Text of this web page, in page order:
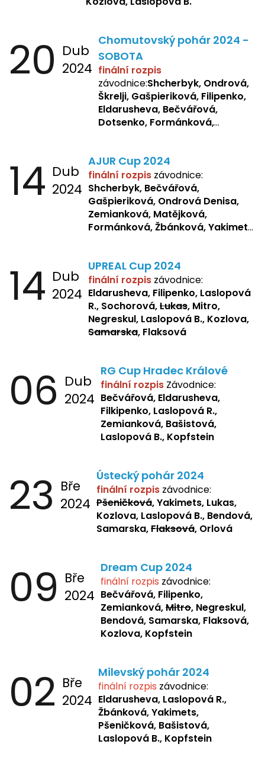
20 Dub
2024
Chomutovský pohár 2024 -
SOBOTA
finální rozpis
závodnice:Shcherbyk, Ondrová,
Škrelji, Gašpieriková, Filipenko,
Eldarusheva, Bečvářová,
Dotsenko, Formánková,
Žbánková, Sochorová
14 Dub
2024
AJUR Cup 2024
finální rozpis závodnice:
Shcherbyk, Bečvářová,
Gašpieriková, Ondrová Denisa,
Zemianková, Matějková,
Formánková, Žbánková, Yakimets,
14 Dub
2024
UPREAL Cup 2024
finální rozpis závodnice:
Eldarusheva, Filipenko, Laslopová
R., Sochorová,Lukas, Mitro,
Negreskul, Laslopová B., Kozlova,
Samarska, Flaksová
06 Dub
2024
RG Cup Hradec Králové
finální rozpis Závodnice:
Bečvářová, Eldarusheva,
Filkipenko, Laslopová R.,
Zemianková, Bašistová,
Laslopová B., Kopfstein
23 Bře
2024
Ústecký pohár 2024
finální rozpis závodnice:
Pšeničková, Yakimets, Lukas,
Kozlova, Laslopová B., Bendová,
Samarska,Flaksová, Orlová
09 Bře
2024
Dream Cup 2024
finální rozpis závodnice:
Bečvářová, Filipenko,
Zemianková,Mitro, Negreskul,
Bendová, Samarska, Flaksová,
Kozlova, Kopfstein
02 Bře
2024
Milevský pohár 2024
finální rozpis závodnice:
Eldarusheva, Laslopová R.,
Žbánková, Yakimets,
Pšeničková, Bašistová,
Laslopová B., Kopfstein